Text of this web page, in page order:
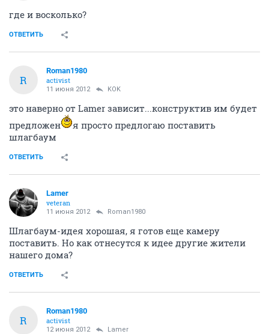
где и восколько?
ОТВЕТИТЬ
R
Roman1980
activist
11 июня 2012 KOK
это наверно от Lamer зависит...конструктив им будет
предложен
я просто предлогаю поставить
шлагбаум
ОТВЕТИТЬ
Lamer
veteran
11 июня 2012 Roman1980
Шлагбаум-идея хорошая, я готов еще камеру
поставить. Но как отнесутся к идее другие жители
нашего дома?
ОТВЕТИТЬ
R
Roman1980
activist
12 июня 2012 Lamer